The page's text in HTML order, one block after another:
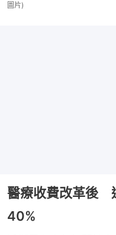
圖片)
醫療收費改革後
40%